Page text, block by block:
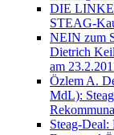
DIE
STEAG-
NEIN zum
Dietrich
am
Özlem A.
MdL):
Steag-